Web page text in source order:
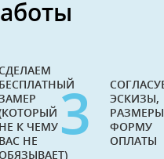
БЕСПЛАТНЫЙ
НЕ К ЧЕМУ
ВАС НЕ
3
ЭСКИЗЫ,
ФОРМУ
ОПЛАТЫ